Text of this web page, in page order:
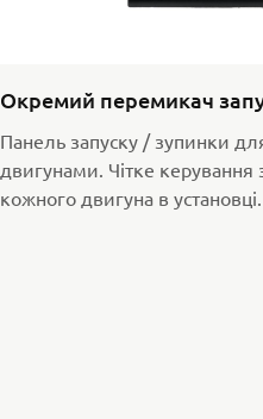
Окремий перемикач
Панель запуску / зупинки
двигунами. Чітке
кожного двигуна в установці.